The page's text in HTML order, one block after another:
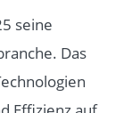
seine
Das